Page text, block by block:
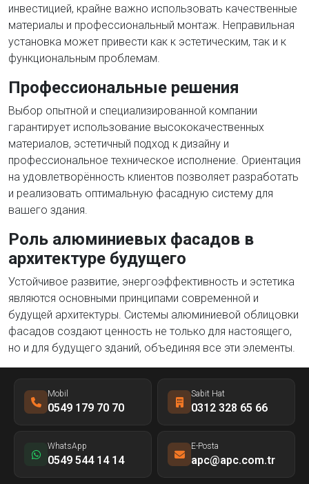
инвестицией, крайне важно использовать качественные
материалы и профессиональный монтаж. Неправильная
установка может привести как к эстетическим, так и к
функциональным проблемам.
Профессиональные решения
Выбор опытной и специализированной компании
гарантирует использование высококачественных
материалов, эстетичный подход к дизайну и
профессиональное техническое исполнение. Ориентация
на удовлетворённость клиентов позволяет разработать
и реализовать оптимальную фасадную систему для
вашего здания.
Роль алюминиевых фасадов в
архитектуре будущего
Устойчивое развитие, энергоэффективность и эстетика
являются основными принципами современной и
будущей архитектуры. Системы алюминиевой облицовки
фасадов создают ценность не только для настоящего,
но и для будущего зданий, объединяя все эти элементы.
Mobil
0549 179 70 70
Sabit Hat
0312 328 65 66
WhatsApp
0549 544 14 14
E-Posta
apc@apc.com.tr